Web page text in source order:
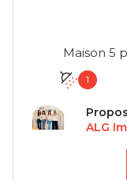
1
ALG